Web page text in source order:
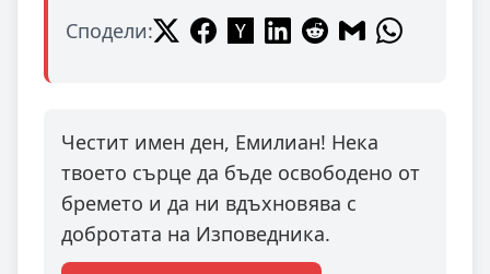
Сподели:
Честит имен ден, Емилиан! Нека
твоето сърце да бъде освободено от
бремето и да ни вдъхновява с
добротата на Изповедника.